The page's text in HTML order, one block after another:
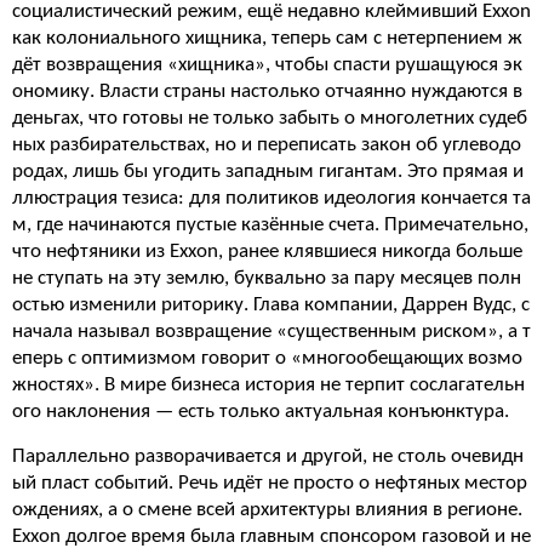
социалистический режим, ещё недавно клеймивший Exxon
как колониального хищника, теперь сам с нетерпением ж
дёт возвращения «хищника», чтобы спасти рушащуюся эк
ономику. Власти страны настолько отчаянно нуждаются в
деньгах, что готовы не только забыть о многолетних судеб
ных разбирательствах, но и переписать закон об углеводо
родах, лишь бы угодить западным гигантам. Это прямая и
ллюстрация тезиса: для политиков идеология кончается та
м, где начинаются пустые казённые счета. Примечательно,
что нефтяники из Exxon, ранее клявшиеся никогда больше
не ступать на эту землю, буквально за пару месяцев полн
остью изменили риторику. Глава компании, Даррен Вудс, с
начала называл возвращение «существенным риском», а т
еперь с оптимизмом говорит о «многообещающих возмо
жностях». В мире бизнеса история не терпит сослагательн
ого наклонения — есть только актуальная конъюнктура.
Параллельно разворачивается и другой, не столь очевидн
ый пласт событий. Речь идёт не просто о нефтяных местор
ождениях, а о смене всей архитектуры влияния в регионе.
Exxon долгое время была главным спонсором газовой и не